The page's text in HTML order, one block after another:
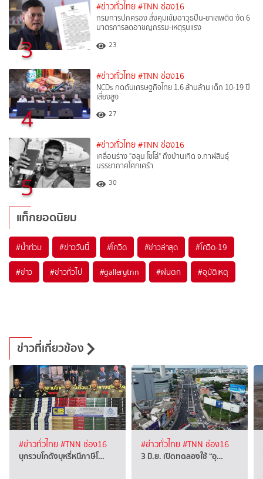
3
#ข่าวทั่วไทย #TNN ช่อง16
กรมการปกครอง สั่งคุมเข้มอาวุธปืน-ยาเสพติด งัด 6
มาตรการลดอาชญกรรม-เหตุรุนแรง
23
4
#ข่าวทั่วไทย #TNN ช่อง16
NCDs กดดันเศรษฐกิจไทย 1.6 ล้านล้าน เด็ก 10-19 ปี
เสี่ยงสูง
27
5
#ข่าวทั่วไทย #TNN ช่อง16
เคลื่อนร่าง "ฮลุน โซโล่" ถึงบ้านเกิด จ.กาฬสินธุ์
บรรยากาศโศกเศร้า
30
แท็กยอดนิยม
#น้ำท่วม #ข่าววันนี้ #โควิด #ข่าวล่าสุด #โควิด-19
#ข่าว #ข่าวทั่วไป #gallerytnn #ฝนตก #อุบัติเหตุ
ข่าวที่เกี่ยวข้อง
#ข่าวทั่วไทย#TNN ช่อง16
บุกรวบโกดังบุหรี่หนีภาษีโ…
#ข่าวทั่วไทย#TNN ช่อง16
3 มิ.ย. เปิดทดลองใช้ “อุ…